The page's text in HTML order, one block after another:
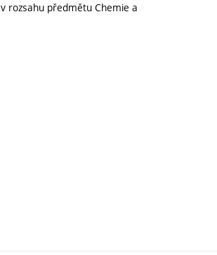
rozsahu předmětu Chemie a